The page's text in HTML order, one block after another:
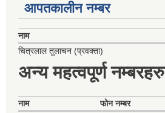
आपतकालीन नम्बर
नाम
चित्रलाल तुलाचन (प्रवक्ता)
अन्य महत्वपूर्ण नम्बरहरु
नाम
फोन नम्बर